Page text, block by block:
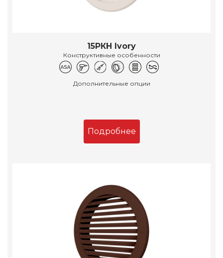
15РКН Ivory
Конструктивные особенности
Дополнительные опции
Подробнее